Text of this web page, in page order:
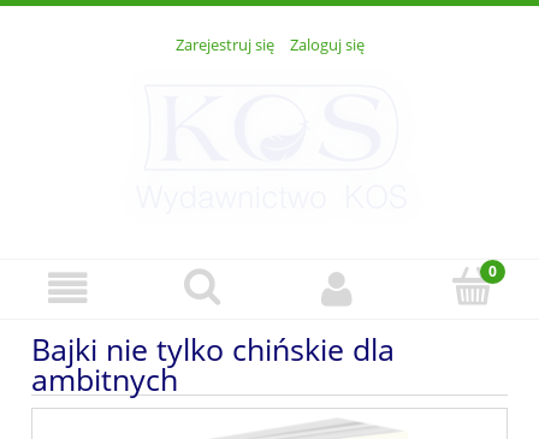
Zarejestruj się Zaloguj się
Bajki nie tylko chińskie dla
ambitnych